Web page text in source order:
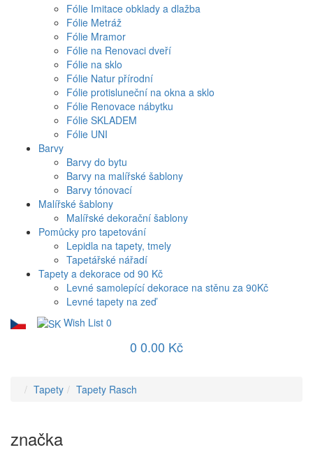
Fólie Imitace obklady a dlažba
Fólie Metráž
Fólie Mramor
Fólie na Renovaci dveří
Fólie na sklo
Fólie Natur přírodní
Fólie protisluneční na okna a sklo
Fólie Renovace nábytku
Fólie SKLADEM
Fólie UNI
Barvy
Barvy do bytu
Barvy na malířské šablony
Barvy tónovací
Malířské šablony
Malířské dekorační šablony
Pomůcky pro tapetování
Lepidla na tapety, tmely
Tapetářské nářadí
Tapety a dekorace od 90 Kč
Levné samolepící dekorace na stěnu za 90Kč
Levné tapety na zeď
Wish List 0
0 0.00 Kč
Tapety Tapety Rasch
značka